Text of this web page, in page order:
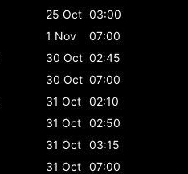
25 Oct 03:00
1 Nov
07:00
30 Oct 02:45
30 Oct 07:00
31 Oct 02:10
31 Oct 02:50
31 Oct 03:15
31 Oct 07:00